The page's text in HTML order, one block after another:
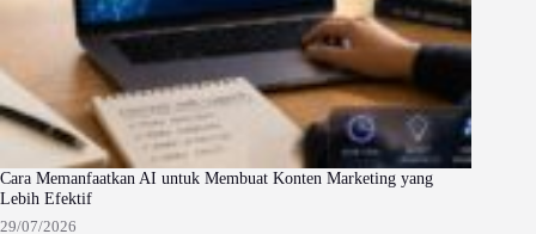
Cara Memanfaatkan AI untuk Membuat Konten Marketing yang
Lebih Efektif
29/07/2026